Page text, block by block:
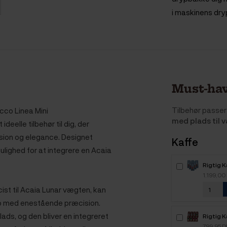
i maskinens
Linea Mini
ideelle tilbehør til dig, der
og elegance. Designet
for at integrere en Acaia
til Acaia Lunar vægten, kan
enestående præcision.
og den bliver en integreret
Must-
Tilbehør
med plads til
Kaffe
Rigtig
6kg
1.199,00
Rigtig